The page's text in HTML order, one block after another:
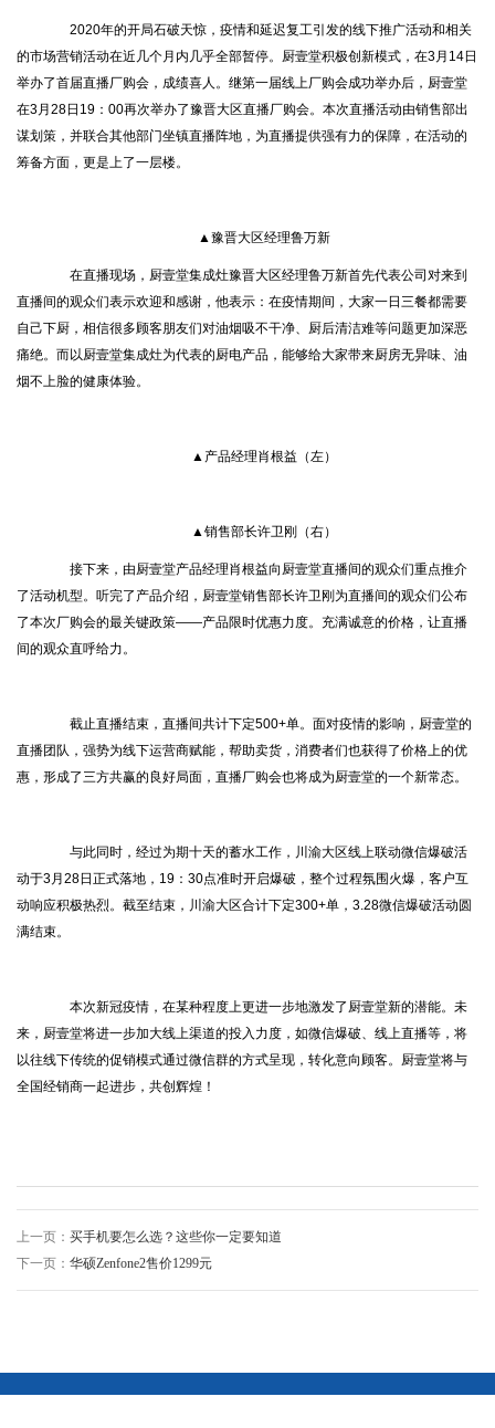
2020年的开局石破天惊，疫情和延迟复工引发的线下推广活动和相关
的市场营销活动在近几个月内几乎全部暂停。厨壹堂积极创新模式，在3月14日
举办了首届直播厂购会，成绩喜人。继第一届线上厂购会成功举办后，厨壹堂
在3月28日19：00再次举办了豫晋大区直播厂购会。本次直播活动由销售部出
谋划策，并联合其他部门坐镇直播阵地，为直播提供强有力的保障，在活动的
筹备方面，更是上了一层楼。
▲豫晋大区经理鲁万新
在直播现场，厨壹堂集成灶豫晋大区经理鲁万新首先代表公司对来到
直播间的观众们表示欢迎和感谢，他表示：在疫情期间，大家一日三餐都需要
自己下厨，相信很多顾客朋友们对油烟吸不干净、厨后清洁难等问题更加深恶
痛绝。而以厨壹堂集成灶为代表的厨电产品，能够给大家带来厨房无异味、油
烟不上脸的健康体验。
▲产品经理肖根益（左）
▲销售部长许卫刚（右）
接下来，由厨壹堂产品经理肖根益向厨壹堂直播间的观众们重点推介
了活动机型。听完了产品介绍，厨壹堂销售部长许卫刚为直播间的观众们公布
了本次厂购会的最关键政策——产品限时优惠力度。充满诚意的价格，让直播
间的观众直呼给力。
截止直播结束，直播间共计下定500+单。面对疫情的影响，厨壹堂的
直播团队，强势为线下运营商赋能，帮助卖货，消费者们也获得了价格上的优
惠，形成了三方共赢的良好局面，直播厂购会也将成为厨壹堂的一个新常态。
与此同时，经过为期十天的蓄水工作，川渝大区线上联动微信爆破活
动于3月28日正式落地，19：30点准时开启爆破，整个过程氛围火爆，客户互
动响应积极热烈。截至结束，川渝大区合计下定300+单，3.28微信爆破活动圆
满结束。
本次新冠疫情，在某种程度上更进一步地激发了厨壹堂新的潜能。未
来，厨壹堂将进一步加大线上渠道的投入力度，如微信爆破、线上直播等，将
以往线下传统的促销模式通过微信群的方式呈现，转化意向顾客。厨壹堂将与
全国经销商一起进步，共创辉煌！
上一页： 买手机要怎么选？这些你一定要知道
下一页： 华硕Zenfone2售价1299元